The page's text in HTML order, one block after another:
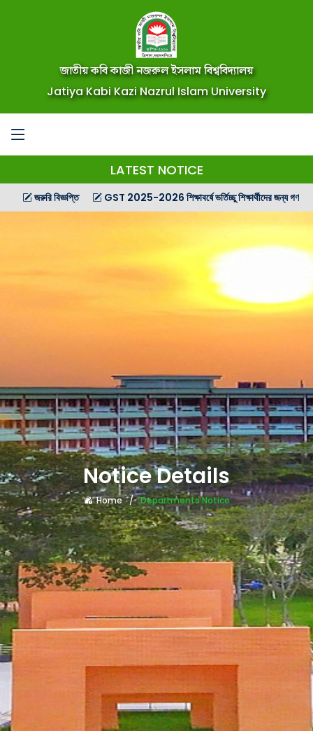
জাতীয় কবি কাজী নজরুল ইসলাম বিশ্ববিদ্যালয়
Jatiya Kabi Kazi Nazrul Islam University
LATEST NOTICE
জরুরি বিজ্ঞপ্তি GST 2025-2026 শিক্ষাবর্ষে ভর্তিচ্ছু শিক্ষার্থীদের জন্য গণ বিজ্ঞপ্তি
Notice Details
Home Departments Notice